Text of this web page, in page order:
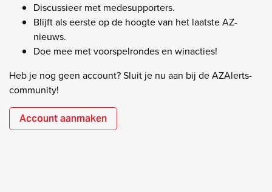
Discussieer met medesupporters.
Blijft als eerste op de hoogte van het laatste AZ-
nieuws.
Doe mee met voorspelrondes en winacties!
Heb je nog geen account? Sluit je nu aan bij de AZAlerts-
community!
Account aanmaken